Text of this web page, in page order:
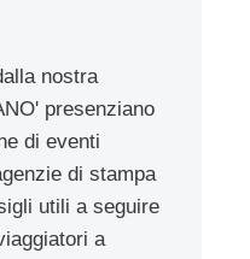
nostra
presenziano
di eventi
di stampa
utili a seguire
a